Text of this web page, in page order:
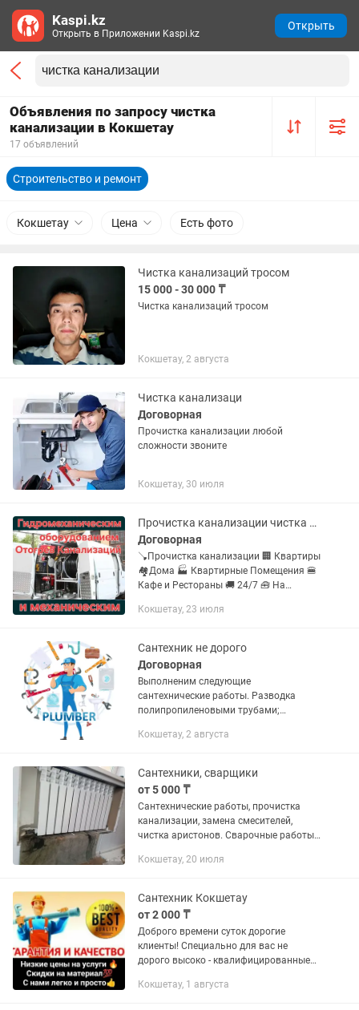
Объявления по запросу чистка
канализации в Кокшетау
17 объявлений
Строительство и ремонт
Кокшетау Цена Есть фото
Чистка канализаций тросом
15 000 - 30 000 ₸
Чистка канализаций тросом
Кокшетау, 2 августа
Чистка канализаци
Договорная
Прочистка канализации любой
сложности звоните
Кокшетау, 30 июля
Прочистка канализации чистка труб Отогрев воды и канализации
Договорная
🪠Прочистка канализации 🏢 Квартиры
🏘Дома 🏭 Квартирные Помещения 🍔
Кафе и Рестораны 🚚 24/7 🧰 На
Кокшетау, 23 июля
Сантехник не дорого
Договорная
Выполненим следующие
сантехнические работы. Разводка
полипропиленовыми трубами;
Канализация под ключ; Монтаж
Установка радиаторов...
Кокшетау, 2 августа
Сантехники, сварщики
от 5 000 ₸
Сантехнические работы, прочистка
канализации, замена смесителей,
чистка аристонов. Сварочные работы.
Кокшетау, 20 июля
Сантехник Кокшетау
от 2 000 ₸
Доброго времени суток дорогие
клиенты! Специально для вас не
дорого высоко - квалифицированные
хорошей репутацией и с
Кокшетау, 1 августа
Kaspi.kz
Открыть в Приложении Kaspi.kz
Открыть